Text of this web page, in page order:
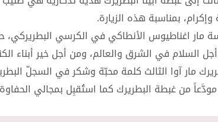
بمناسبة هذه الزيارة.
مار اغناطيوس الأنطاكي في الكرسي
السلام في الشرق والعالم، ومن أجل خير أبناء
مار آوا الثالث كلمة محبّة وشكر في السجلّ
من غبطة البطريرك كما استُقبِل بمجالي الحفاوة